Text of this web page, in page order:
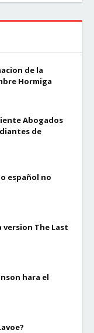
de la
Hormiga
Abogados
de
español no
version The Last
hara el